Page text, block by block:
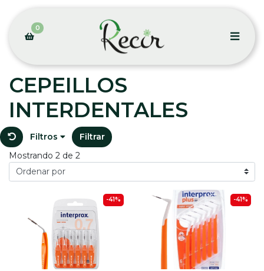
0
CEPEILLOS
INTERDENTALES
Filtros
Filtrar
Mostrando 2 de 2
-41% -41%